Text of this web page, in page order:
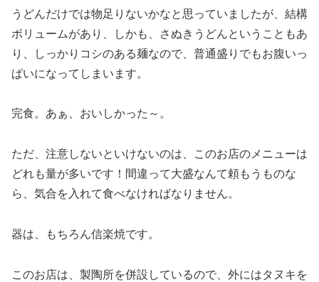
うどんだけでは物足りないかなと思っていましたが、結構
ボリュームがあり、しかも、さぬきうどんということもあ
り、しっかりコシのある麺なので、普通盛りでもお腹いっ
ぱいになってしまいます。
完食。あぁ、おいしかった～。
ただ、注意しないといけないのは、このお店のメニューは
どれも量が多いです！間違って大盛なんて頼もうものな
ら、気合を入れて食べなければなりません。
器は、もちろん信楽焼です。
このお店は、製陶所を併設しているので、外にはタヌキを